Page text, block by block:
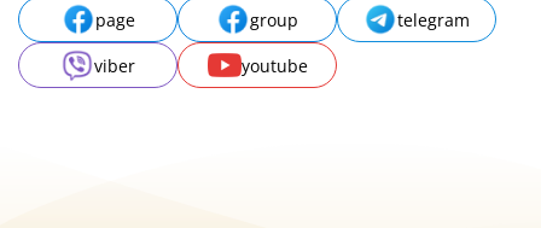
page group
telegram
viber
youtube